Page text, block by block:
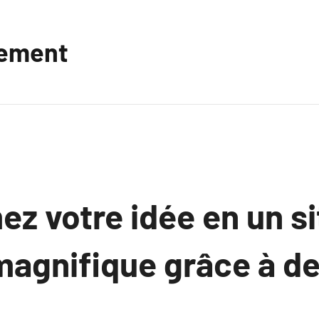
votre idée en un
grâce à